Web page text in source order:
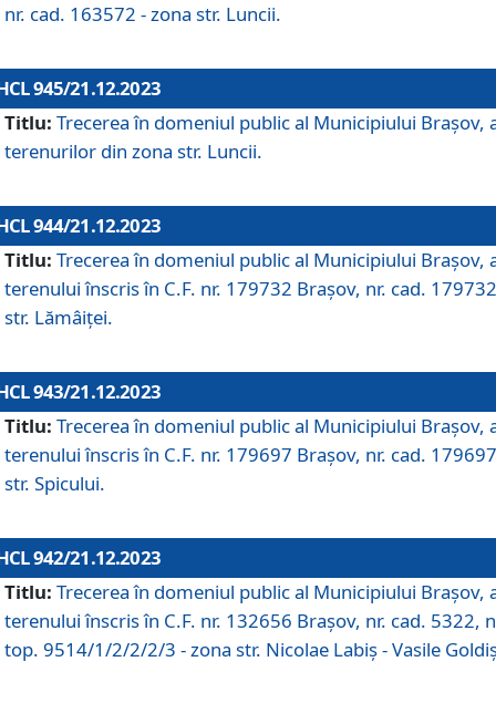
nr. cad. 163572 - zona str. Luncii.
945/21.12.2023
Titlu: Trecerea în domeniul public al Municipiului Braşov,
terenurilor din zona str. Luncii.
944/21.12.2023
Titlu: Trecerea în domeniul public al Municipiului Braşov,
terenului înscris în C.F. nr. 179732 Brașov, nr. cad.
str. Lămâiței.
943/21.12.2023
Titlu: Trecerea în domeniul public al Municipiului Braşov,
terenului înscris în C.F. nr. 179697 Brașov, nr. cad.
str. Spicului.
942/21.12.2023
Titlu: Trecerea în domeniul public al Municipiului Braşov,
terenului înscris în C.F. nr. 132656 Brașov, nr. cad. 5322,
top. 9514/1/2/2/2/3 - zona str. Nicolae Labiș - Vasile